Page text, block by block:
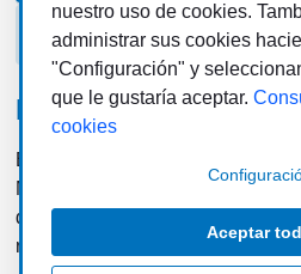
Actas
Pleno
El Pleno es el órgano de
Mancomunidad y está
de los municipios integrados.
representado por el Alcalde o
nuestro uso de cookies.
administrar sus cookies
"Configuración" y
que le gustaría aceptar.
cookies
Aceptar